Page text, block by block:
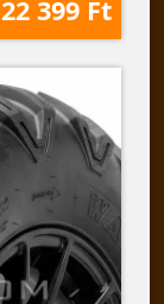
22 399 Ft